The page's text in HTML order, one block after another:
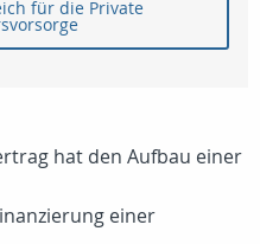
für die Private
hat den Aufbau einer
einer